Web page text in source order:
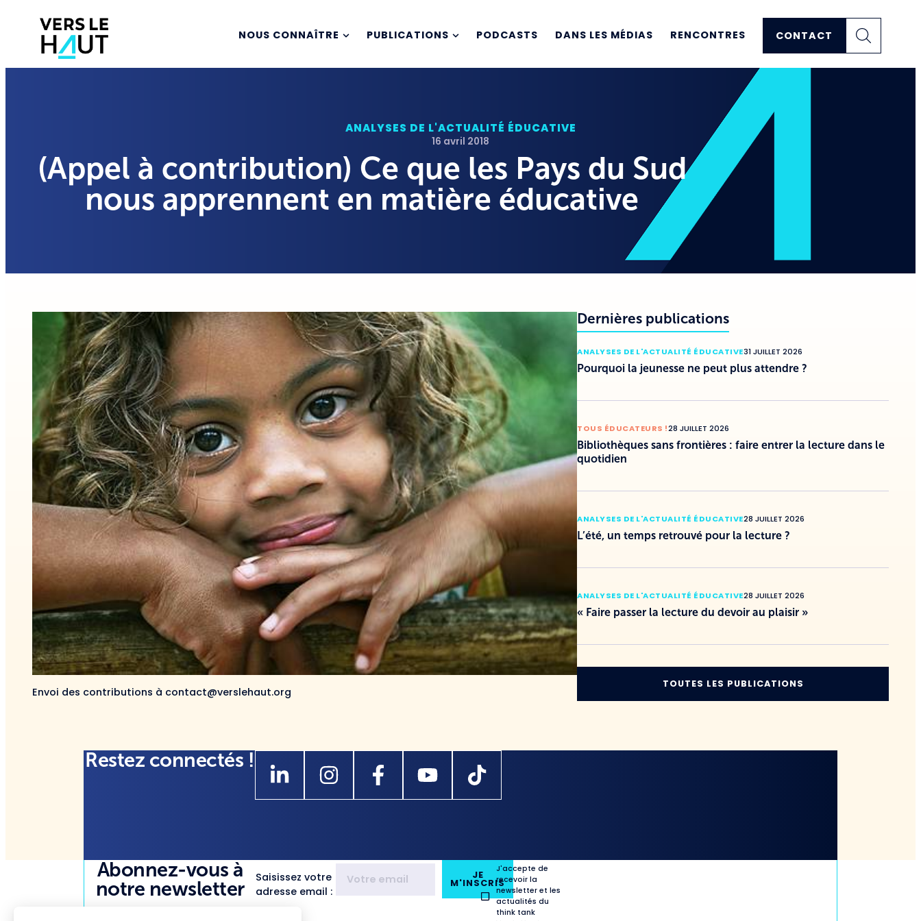
NOUS CONNAÎTRE PUBLICATIONS PODCASTS DANS LES MÉDIAS RENCONTRES CONTACT
ANALYSES DE L'ACTUALITÉ ÉDUCATIVE
16 avril 2018
(Appel à contribution) Ce que les Pays du Sud
nous apprennent en matière éducative
Envoi des contributions à contact@verslehaut.org
Dernières publications
ANALYSES DE L'ACTUALITÉ ÉDUCATIVE31 JUILLET 2026
Pourquoi la jeunesse ne peut plus attendre ?
TOUS ÉDUCATEURS !28 JUILLET 2026
Bibliothèques sans frontières : faire entrer la lecture dans le
quotidien
ANALYSES DE L'ACTUALITÉ ÉDUCATIVE28 JUILLET 2026
L’été, un temps retrouvé pour la lecture ?
ANALYSES DE L'ACTUALITÉ ÉDUCATIVE28 JUILLET 2026
« Faire passer la lecture du devoir au plaisir »
TOUTES LES PUBLICATIONS
Restez connectés !
Abonnez-vous à
notre newsletter
Saisissez votre
adresse email :
JE
M'INSCRIS
J'accepte de
recevoir la
newsletter et les
actualités du
think tank